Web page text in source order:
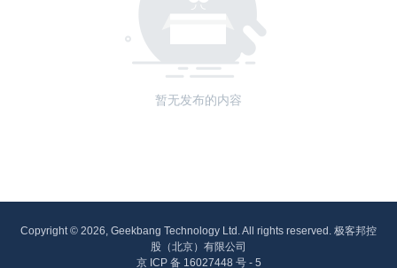
暂无发布的内容
Copyright © 2026, Geekbang Technology Ltd. All rights reserved. 极客邦控
股（北京）有限公司
京 ICP 备 16027448 号 - 5